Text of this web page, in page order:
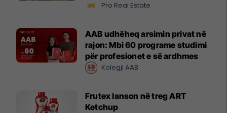
Pro Real Estate
AAB udhëheq arsimin privat në
rajon: Mbi 60 programe studimi
për profesionet e së ardhmes
Kolegji AAB
Frutex lanson në treg ART
Ketchup